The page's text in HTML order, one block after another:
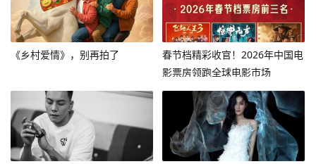
《乡村爱情》，别再拍了
春节档精彩收官！2026年中国电
影票房领跑全球电影市场